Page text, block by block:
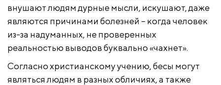
внушают людям дурные мысли, искушают, даже
являются причинами болезней – когда человек
из-за надуманных, не проверенных
реальностью выводов буквально «чахнет».
Согласно христианскому учению, бесы могут
являться людям в разных обличиях, а также